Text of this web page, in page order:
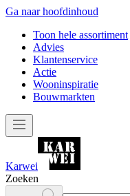
Ga naar hoofdinhoud
Toon hele assortiment
Advies
Klantenservice
Actie
Wooninspiratie
Bouwmarkten
Karwei
Zoeken